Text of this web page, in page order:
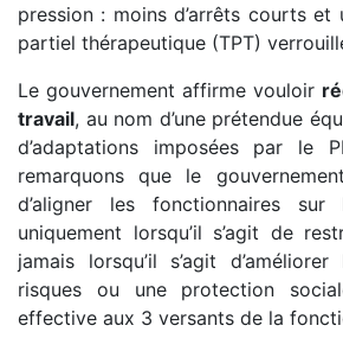
pression : moins d’arrêts courts et
partiel thérapeutique (TPT)
Le gouvernement affirme vouloir
travail, au nom d’une prétendue
d’adaptations imposées par le
remarquons que le
d’aligner les fonctionnaires
uniquement lorsqu’il s’agit de
jamais lorsqu’il s’agit
risques ou une protection
effective aux 3 versants de la